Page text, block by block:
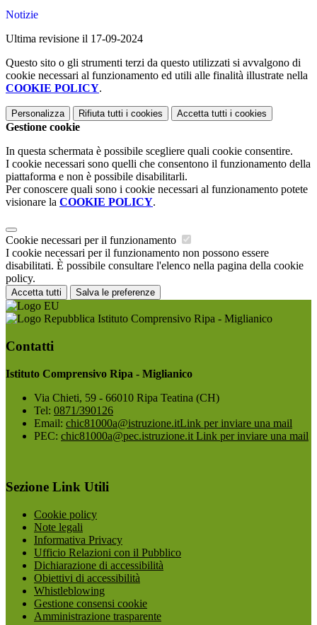
Notizie
Ultima revisione il 17-09-2024
Questo sito o gli strumenti terzi da questo utilizzati si avvalgono di
cookie necessari al funzionamento ed utili alle finalità illustrate nella
COOKIE POLICY.
Personalizza Rifiuta tutti i cookies Accetta tutti i cookies
Gestione cookie
In questa schermata è possibile scegliere quali cookie consentire.
I cookie necessari sono quelli che consentono il funzionamento della
piattaforma e non è possibile disabilitarli.
Per conoscere quali sono i cookie necessari al funzionamento potete
visionare la COOKIE POLICY.
Cookie necessari per il funzionamento
I cookie necessari per il funzionamento non possono essere
disabilitati. È possibile consultare l'elenco nella pagina della cookie
policy.
Accetta tutti Salva le preferenze
Istituto Comprensivo Ripa - Miglianico
Contatti
Istituto Comprensivo Ripa - Miglianico
Via Chieti, 59 - 66010 Ripa Teatina (CH)
Tel: 0871/390126
Email: chic81000a@istruzione.itLink per inviare una mail
PEC: chic81000a@pec.istruzione.it Link per inviare una mail
Sezione Link Utili
Cookie policy
Note legali
Informativa Privacy
Ufficio Relazioni con il Pubblico
Dichiarazione di accessibilità
Obiettivi di accessibilità
Whistleblowing
Gestione consensi cookie
Amministrazione trasparente